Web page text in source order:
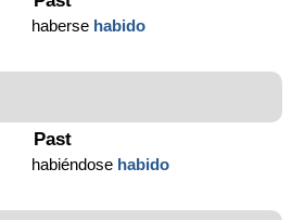
haberse habido
Past
habiéndose habido